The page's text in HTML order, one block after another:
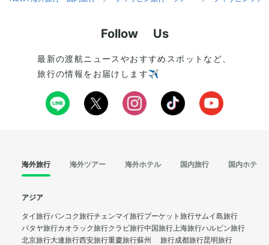
Follow Us
最新の渡航ニュースやおすすめスポットなど、
旅行の情報をお届けします✈️
海外旅行 海外ツアー 海外ホテル 国内旅行 国内ホテル
アジア
タイ旅行バンコク旅行チェンマイ旅行プーケット旅行サムイ島旅行
パタヤ旅行カオラック旅行クラビ旅行中国旅行上海旅行ハルビン旅行
北京旅行大連旅行西安旅行重慶旅行蘇州 旅行成都旅行昆明旅行